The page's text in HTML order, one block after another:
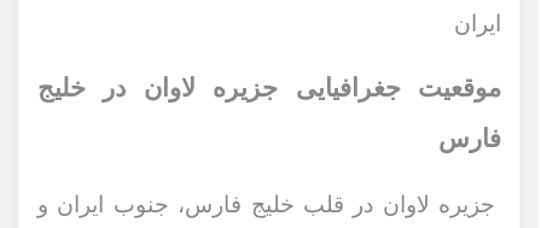
ایران
موقعیت جغرافیایی جزیره لاوان در خلیج
فارس
جزیره لاوان در قلب خلیج فارس، جنوب ایران و